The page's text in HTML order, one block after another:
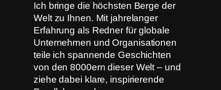
Ich bringe die höchsten Berge der
Welt zu Ihnen. Mit jahrelanger
Erfahrung als Redner für globale
Unternehmen und Organisationen
teile ich spannende Geschichten
von den 8000ern dieser Welt – und
ziehe dabei klare, inspirierende